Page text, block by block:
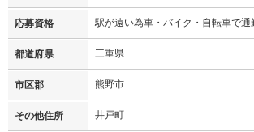
応募資格 駅が遠い為車・バイク・自転車で通
都道府県 三重県
市区郡 熊野市
その他住所 井戸町